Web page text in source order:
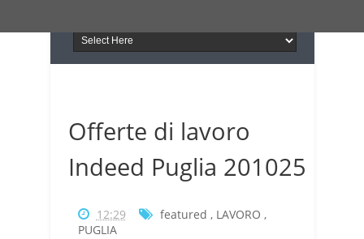
Offerte di lavoro
Indeed Puglia 201025
12:29 featured , LAVORO ,
PUGLIA